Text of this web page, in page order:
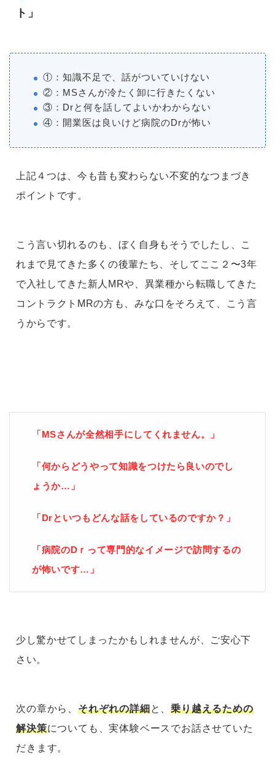
ト」
①：知識不足で、話がついていけない
②：MSさんが冷たく卸に行きたくない
③：Drと何を話してよいかわからない
④：開業医は良いけど病院のDrが怖い
上記４つは、今も昔も変わらない不変的なつまづき
ポイントです。
こう言い切れるのも、ぼく自身もそうでしたし、こ
れまで見てきた多くの後輩たち、そしてここ２〜3年
で入社してきた新人MRや、異業種から転職してきた
コントラクトMRの方も、みな口をそろえて、こう言
うからです。
「MSさんが全然相手にしてくれません。」
「何からどうやって知識をつけたら良いのでし
ょうか…」
「Drといつもどんな話をしているのですか？」
「病院のDｒって専門的なイメージで訪問するの
が怖いです…」
少し驚かせてしまったかもしれませんが、ご安心下
さい。
次の章から、 それぞれの詳細と、乗り越えるための
解決策についても、実体験ベースでお話させていた
だきます。